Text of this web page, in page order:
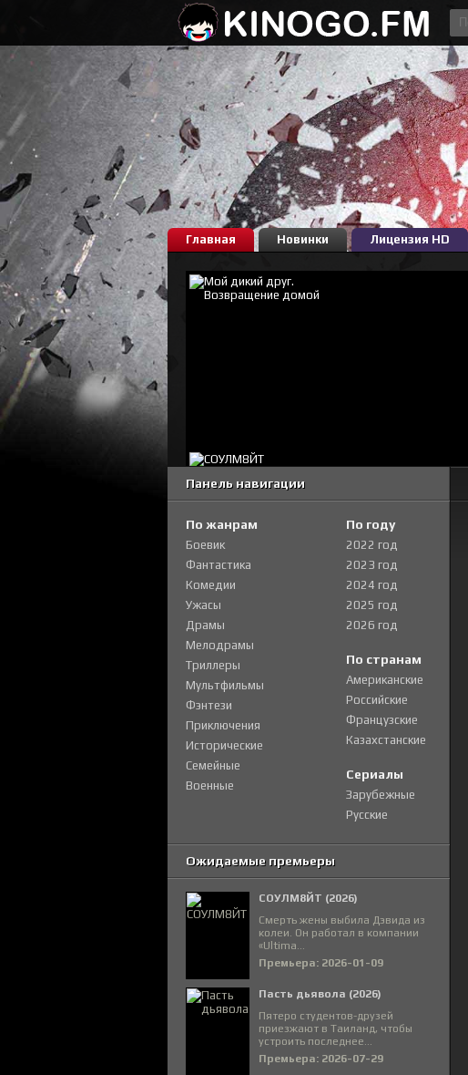
Главная Новинки Лицензия HD
Панель навигации
По жанрам
Боевик
Фантастика
Комедии
Ужасы
Драмы
Мелодрамы
Триллеры
Мультфильмы
Фэнтези
Приключения
Исторические
Семейные
Военные
По году
2022 год
2023 год
2024 год
2025 год
2026 год
По странам
Американские
Российские
Французские
Казахстанские
Сериалы
Зарубежные
Русские
Ожидаемые премьеры
СОУЛМ8ЙТ (2026)
Смерть жены выбила Дэвида из
колеи. Он работал в компании
«Ultima...
Премьера: 2026-01-09
Пасть дьявола (2026)
Пятеро студентов-друзей
приезжают в Таиланд, чтобы
устроить последнее...
Премьера: 2026-07-29